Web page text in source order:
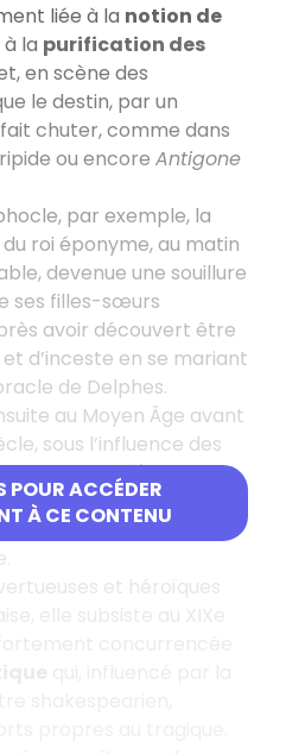
POUR ACCÉDER
À CE CONTENU
liée à la notion de
la purification des
en scène des
le destin, par un
chuter, comme dans
ou encore Antigone
par exemple, la
roi éponyme, au matin
devenue une souillure
ses filles-sœurs
avoir découvert être
d’inceste en se mariant
de Delphes.
au Moyen Âge avant
sous l’influence des
au XVIIe siècle, le
, assurant la renommée
de Crébillon et
et héroïques